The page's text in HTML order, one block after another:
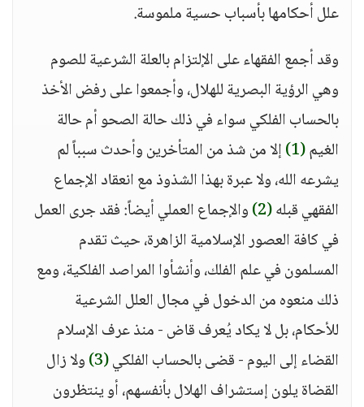
علل أحكامها بأسباب حسية ملموسة.
وقد أجمع الفقهاء على الإلتزام بالعلة الشرعية للصوم
وهي الرؤية البصرية للهلال، وأجمعوا على رفض الأخذ
بالحساب الفلكي سواء في ذلك حالة الصحو أم حالة
الغيم(1)
إلا من شذ من المتأخرين وأحدث سبباً لم
يشرعه الله، ولا عبرة بهذا الشذوذ مع انعقاد الإجماع
الفقهي قبله(2)
والإجماع العملي أيضاً: فقد جرى العمل
في كافة العصور الإسلامية الزاهرة، حيث تقدم
المسلمون في علم الفلك، وأنشأوا المراصد الفلكية، ومع
ذلك منعوه من الدخول في مجال العلل الشرعية
للأحكام، بل لا يكاد يُعرف قاض - منذ عرف الإسلام
القضاء إلى اليوم - قضى بالحساب الفلكي(3)
ولا زال
القضاة يلون إستشراف الهلال بأنفسهم، أو ينتظرون